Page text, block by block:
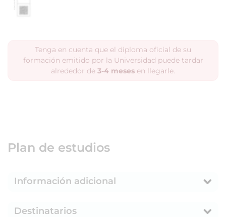
Tenga en cuenta que el diploma oficial de su
formación emitido por la Universidad puede tardar
alrededor de 3-4 meses en llegarle.
Plan de estudios
Información adicional
Destinatarios